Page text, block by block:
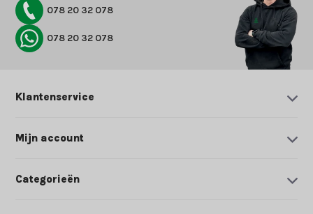
078 20 32 078
078 20 32 078
Klantenservice
Mijn account
Categorieën